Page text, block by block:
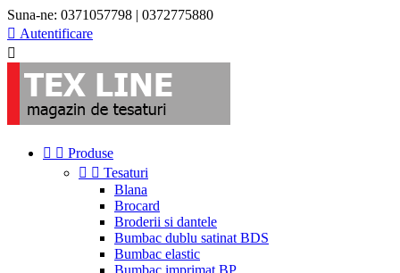
Suna-ne: 0371057798 | 0372775880
 Autentificare

  Produse
  Tesaturi
Blana
Brocard
Broderii si dantele
Bumbac dublu satinat BDS
Bumbac elastic
Bumbac imprimat BP